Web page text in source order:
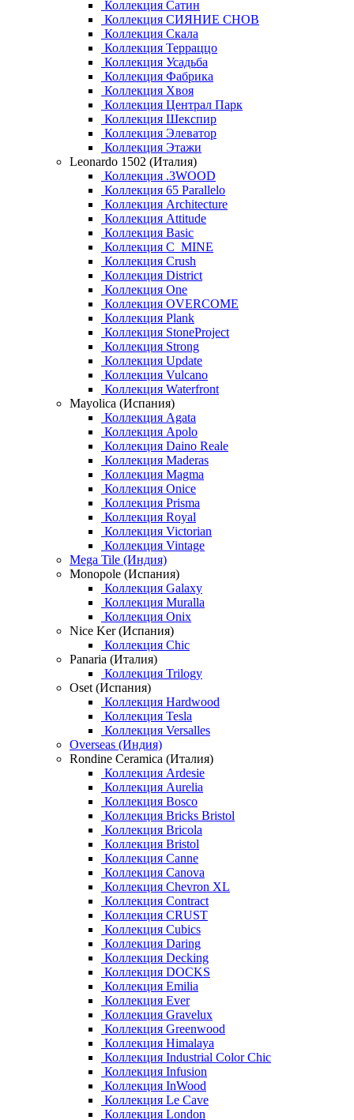
Коллекция Сатин
Коллекция СИЯНИЕ СНОВ
Коллекция Скала
Коллекция Терраццо
Коллекция Усадьба
Коллекция Фабрика
Коллекция Хвоя
Коллекция Централ Парк
Коллекция Шекспир
Коллекция Элеватор
Коллекция Этажи
Leonardo 1502 (Италия)
Коллекция .3WOOD
Коллекция 65 Parallelo
Коллекция Architecture
Коллекция Attitude
Коллекция Basic
Коллекция C_MINE
Коллекция Crush
Коллекция District
Коллекция One
Коллекция OVERCOME
Коллекция Plank
Коллекция StoneProject
Коллекция Strong
Коллекция Update
Коллекция Vulcano
Коллекция Waterfront
Mayolica (Испания)
Коллекция Agata
Коллекция Apolo
Коллекция Daino Reale
Коллекция Maderas
Коллекция Magma
Коллекция Onice
Коллекция Prisma
Коллекция Royal
Коллекция Victorian
Коллекция Vintage
Mega Tile (Индия)
Monopole (Испания)
Коллекция Galaxy
Коллекция Muralla
Коллекция Onix
Nice Ker (Испания)
Коллекция Chic
Panaria (Италия)
Коллекция Trilogy
Oset (Испания)
Коллекция Hardwood
Коллекция Tesla
Коллекция Versalles
Overseas (Индия)
Rondine Ceramica (Италия)
Коллекция Ardesie
Коллекция Aurelia
Коллекция Bosco
Коллекция Bricks Bristol
Коллекция Bricola
Коллекция Bristol
Коллекция Canne
Коллекция Canova
Коллекция Chevron XL
Коллекция Contract
Коллекция CRUST
Коллекция Cubics
Коллекция Daring
Коллекция Decking
Коллекция DOCKS
Коллекция Emilia
Коллекция Ever
Коллекция Gravelux
Коллекция Greenwood
Коллекция Himalaya
Коллекция Industrial Color Chic
Коллекция Infusion
Коллекция InWood
Коллекция Le Cave
Коллекция London